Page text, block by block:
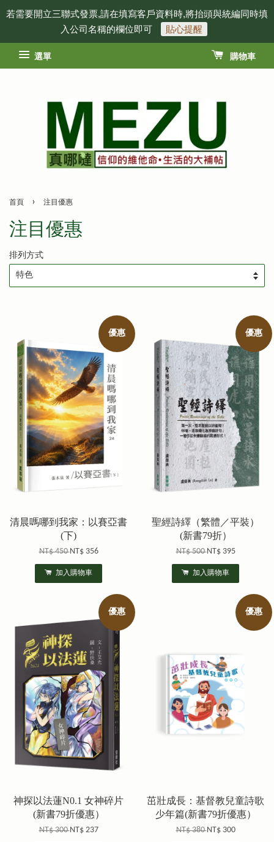
若需要開立三聯式發票,請在填寫客戶資料時,將抬頭與統編同時填
入公司名稱的欄位即可
貼心提醒
選單 購物車
首頁 › 注目優惠
注目優惠
排列方式
優惠
清晨嗎哪到我家：以賽亞書
(下)
NT$ 450NT$ 356
加入購物車
優惠
聖經詩繹（繁體／平裝）
(新書79折）
NT$ 500NT$ 395
加入購物車
優惠
神探以法蓮N0.1 女神碎片
(新書79折優惠）
NT$ 300NT$ 237
優惠
茁壯成長：基督教兒童詩歌
少年篇(新書79折優惠）
NT$ 380NT$ 300